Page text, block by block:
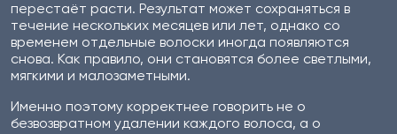
перестаёт расти. Результат может сохраняться в
течение нескольких месяцев или лет, однако со
временем отдельные волоски иногда появляются
снова. Как правило, они становятся более светлыми,
мягкими и малозаметными.
Именно поэтому корректнее говорить не о
безвозвратном удалении каждого волоса, а о